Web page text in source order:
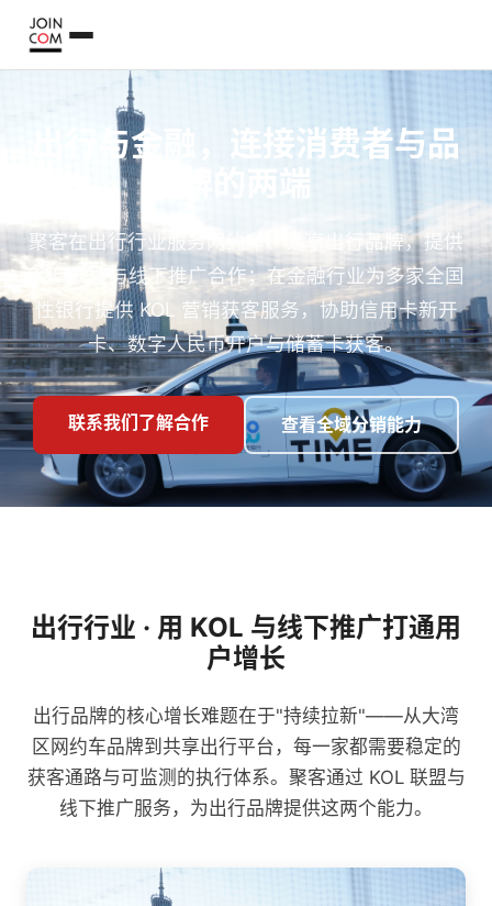
出行与金融，连接消费者与品
牌的两端
聚客在出行行业服务网约车、共享出行品牌，提供
KOL 联盟与线下推广合作；在金融行业为多家全国
性银行提供 KOL 营销获客服务，协助信用卡新开
卡、数字人民币开户与储蓄卡获客。
联系我们了解合作 查看全域分销能力
出行行业 · 用 KOL 与线下推广打通用
户增长
出行品牌的核心增长难题在于"持续拉新"——从大湾
区网约车品牌到共享出行平台，每一家都需要稳定的
获客通路与可监测的执行体系。聚客通过 KOL 联盟与
线下推广服务，为出行品牌提供这两个能力。